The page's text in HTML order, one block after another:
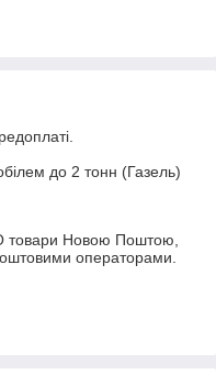
до 2 тонн (Газель)
Новою Поштою,
операторами.